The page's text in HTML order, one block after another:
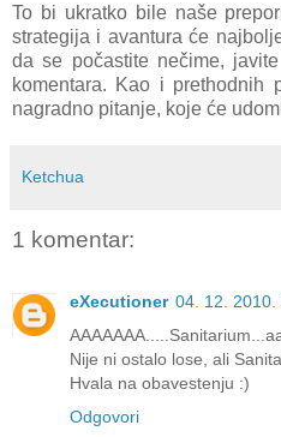
To bi ukratko bile naše
strategija i avantura će
da se počastite nečime,
komentara. Kao i prethodnih
nagradno pitanje, koje će
Ketchua
1 komentar:
eXecutioner 04. 12. 2010.
Nije ni ostalo lose, ali
Hvala na obavestenju :)
Odgovori